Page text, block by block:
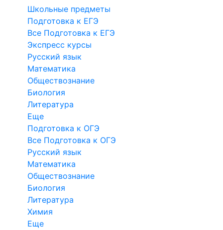
Школьные предметы
Подготовка к ЕГЭ
Все Подготовка к ЕГЭ
Экспресс курсы
Русский язык
Математика
Обществознание
Биология
Литература
Еще
Подготовка к ОГЭ
Все Подготовка к ОГЭ
Русский язык
Математика
Обществознание
Биология
Литература
Химия
Еще